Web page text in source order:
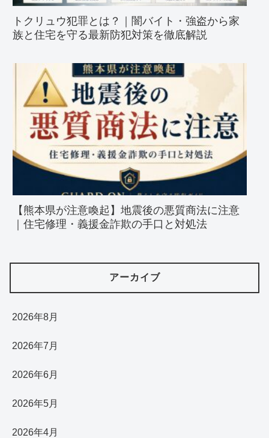
トクリュウ犯罪とは？｜闇バイト・強盗から家
族と住宅を守る最新防犯対策を徹底解説
【熊本県が注意喚起】地震後の悪質商法に注意
｜住宅修理・義援金詐欺の手口と対処法
アーカイブ
2026年8月
2026年7月
2026年6月
2026年5月
2026年4月